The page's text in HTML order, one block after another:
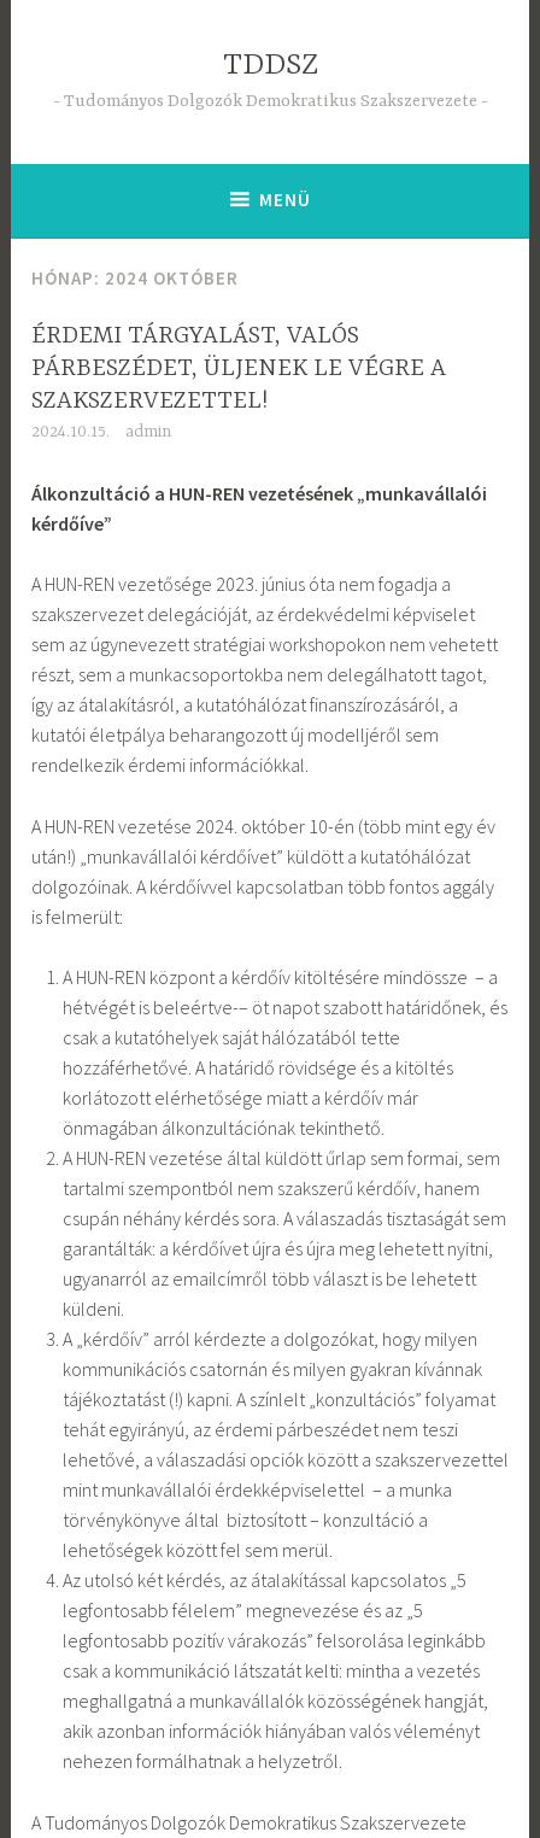
TDDSZ
Tudományos Dolgozók Demokratikus Szakszervezete
MENÜ
HÓNAP: 2024 OKTÓBER
ÉRDEMI TÁRGYALÁST, VALÓS
PÁRBESZÉDET, ÜLJENEK LE VÉGRE A
SZAKSZERVEZETTEL!
2024.10.15. admin
Álkonzultáció a HUN-REN vezetésének „munkavállalói
kérdőíve”
A HUN-REN vezetősége 2023. június óta nem fogadja a
szakszervezet delegációját, az érdekvédelmi képviselet
sem az úgynevezett stratégiai workshopokon nem vehetett
részt, sem a munkacsoportokba nem delegálhatott tagot,
így az átalakításról, a kutatóhálózat finanszírozásáról, a
kutatói életpálya beharangozott új modelljéről sem
rendelkezik érdemi információkkal.
A HUN-REN vezetése 2024. október 10-én (több mint egy év
után!) „munkavállalói kérdőívet” küldött a kutatóhálózat
dolgozóinak. A kérdőívvel kapcsolatban több fontos aggály
is felmerült:
A HUN-REN központ a kérdőív kitöltésére mindössze – a
hétvégét is beleértve-– öt napot szabott határidőnek, és
csak a kutatóhelyek saját hálózatából tette
hozzáférhetővé. A határidő rövidsége és a kitöltés
korlátozott elérhetősége miatt a kérdőív már
önmagában álkonzultációnak tekinthető.
A HUN-REN vezetése által küldött űrlap sem formai, sem
tartalmi szempontból nem szakszerű kérdőív, hanem
csupán néhány kérdés sora. A válaszadás tisztaságát sem
garantálták: a kérdőívet újra és újra meg lehetett nyitni,
ugyanarról az emailcímről több választ is be lehetett
küldeni.
A „kérdőív” arról kérdezte a dolgozókat, hogy milyen
kommunikációs csatornán és milyen gyakran kívánnak
tájékoztatást (!) kapni. A színlelt „konzultációs” folyamat
tehát egyirányú, az érdemi párbeszédet nem teszi
lehetővé, a válaszadási opciók között a szakszervezettel
mint munkavállalói érdekképviselettel – a munka
törvénykönyve által biztosított – konzultáció a
lehetőségek között fel sem merül.
Az utolsó két kérdés, az átalakítással kapcsolatos „5
legfontosabb félelem” megnevezése és az „5
legfontosabb pozitív várakozás” felsorolása leginkább
csak a kommunikáció látszatát kelti: mintha a vezetés
meghallgatná a munkavállalók közösségének hangját,
akik azonban információk hiányában valós véleményt
nehezen formálhatnak a helyzetről.
A Tudományos Dolgozók Demokratikus Szakszervezete